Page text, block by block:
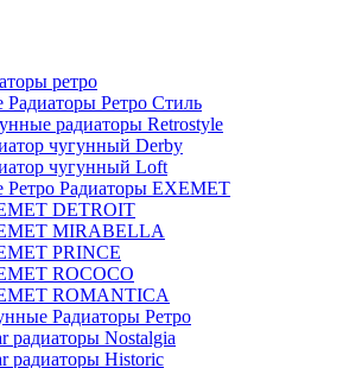
ретро
Радиаторы Ретро Стиль
радиаторы Retrostyle
чугунный Derby
чугунный Loft
Ретро Радиаторы EXEMET
DETROIT
MIRABELLA
PRINCE
ROCOCO
ROMANTICA
Радиаторы Ретро
радиаторы Nostalgia
радиаторы Historic